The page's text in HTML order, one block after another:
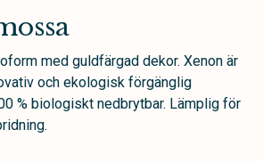
med guldfärgad dekor. Xenon är
och ekologisk förgänglig
% biologiskt nedbrytbar. Lämplig för